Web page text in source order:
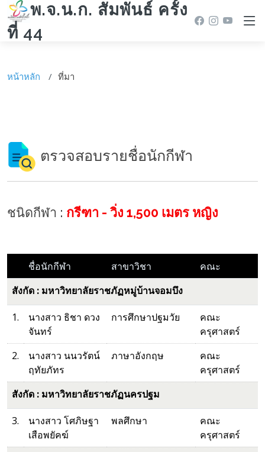
พ.จ.น.ก. สัมพันธ์ ครั้ง
ที่ 44
หน้าหลัก ที่มา
ตรวจสอบรายชื่อนักกีฬา
ชนิดกีฬา : กรีฑา - วิ่ง 1,500 เมตร หญิง
ชื่อนักกีฬา สาขาวิชา
คณะ
สังกัด : มหาวิทยาลัยราชภัฏหมู่บ้านจอมบึง
1.
นางสาว ธิชา ดวง
จันทร์
การศึกษาปฐมวัย
คณะ
ครุศาสตร์
2.
นางสาว นนวรัตน์
ฤทัยภัทร
ภาษาอังกฤษ
คณะ
ครุศาสตร์
สังกัด : มหาวิทยาลัยราชภัฏนครปฐม
3.
นางสาว โศภิษฐา
เสือพยัคฆ์
พลศึกษา
คณะ
ครุศาสตร์